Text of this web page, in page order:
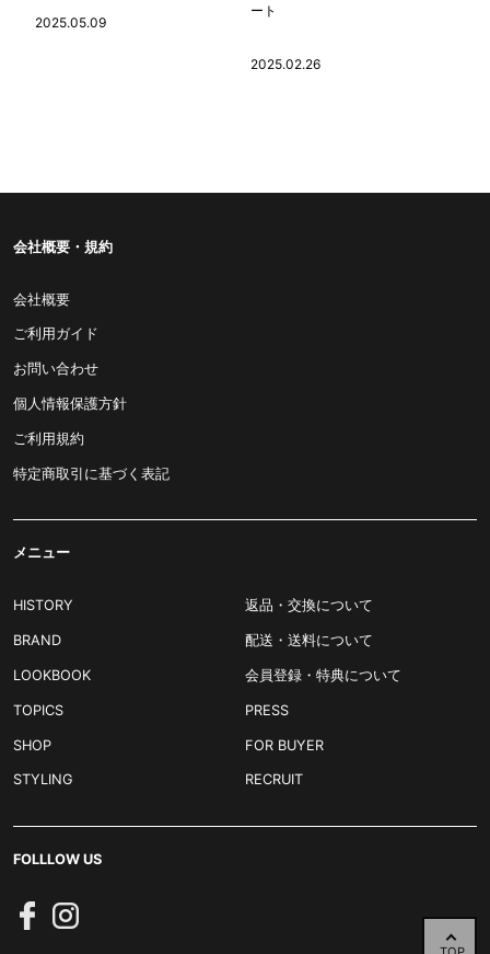
2025.05.09
ート
2025.02.26
会社概要・規約
会社概要
ご利用ガイド
お問い合わせ
個人情報保護方針
ご利用規約
特定商取引に基づく表記
メニュー
HISTORY
BRAND
LOOKBOOK
TOPICS
SHOP
STYLING
返品・交換について
配送・送料について
会員登録・特典について
PRESS
FOR BUYER
RECRUIT
FOLLLOW US